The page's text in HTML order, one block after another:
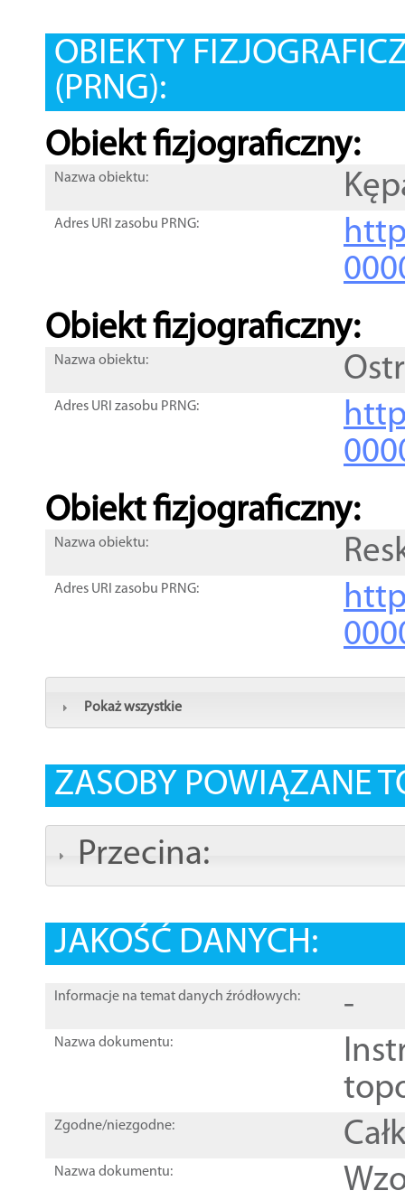
OBIEKTY
(PRNG):
Obiekt fizjograficzny:
Nazwa obiektu:
Adres URI zasobu PRNG:
Obiekt fizjograficzny:
Nazwa obiektu:
Adres URI zasobu PRNG:
Obiekt fizjograficzny:
Nazwa obiektu:
Adres URI zasobu PRNG:
Pokaż wszystkie
ZASOBY POWIĄZANE
Przecina:
JAKOŚĆ DANYCH:
Informacje na temat danych źródłowych: -
Nazwa dokumentu:
Zgodne/niezgodne:
Nazwa dokumentu: